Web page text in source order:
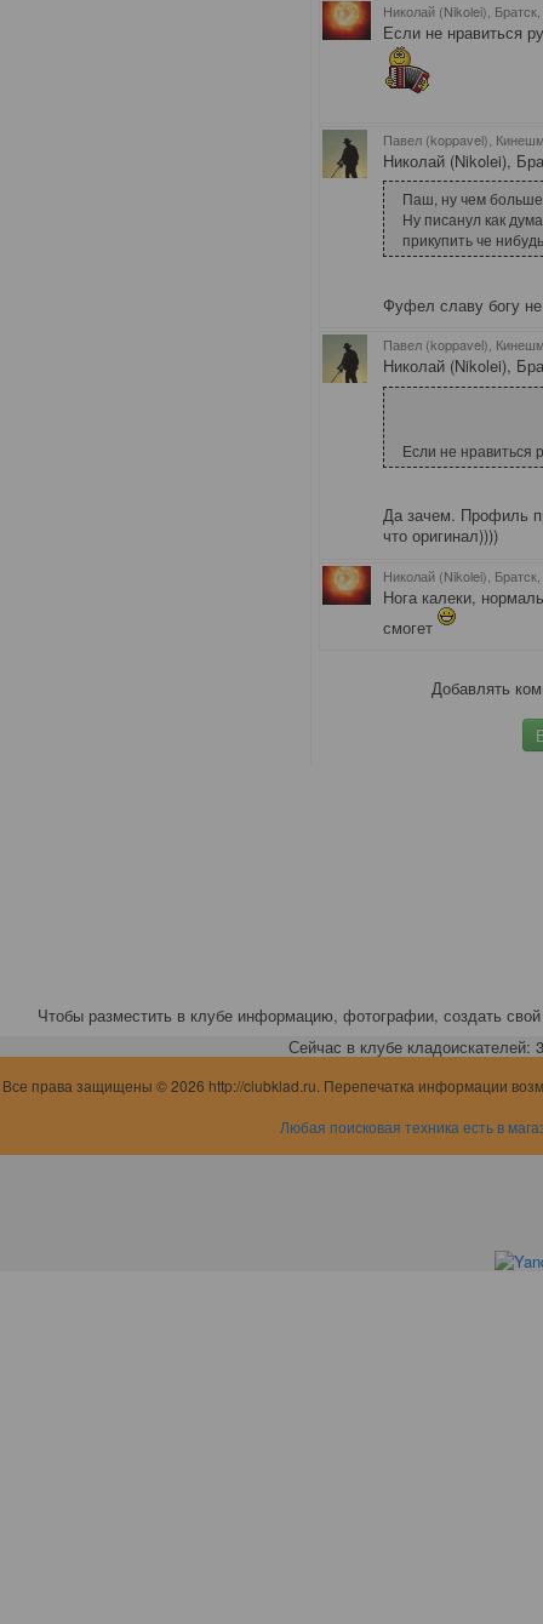
Николай (Nikolei), Братск
Если не нравиться
Павел (koppavel),
Николай (Nikolei),
Паш, ну чем больше
Ну писанул как
прикупить че
Фуфел славу богу
Павел (koppavel),
Николай (Nikolei),
Если не нравиться
Да зачем. Профиль
что оригинал))))
Николай (Nikolei), Братск
Нога калеки,
смогет
Добавлять
Чтобы разместить в клубе информацию, фотографии, создать свой
Сейчас в клубе кладоискателей:
Все права защищены © 2026 http://clubklad.ru. Перепечатка информации
Любая поисковая техника есть в